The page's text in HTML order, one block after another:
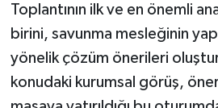
​Toplantının ilk ve en önemli
birini, savunma mesleğinin
yönelik çözüm önerileri
konudaki kurumsal görüş,